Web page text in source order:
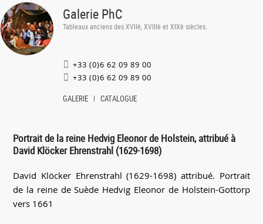
Galerie PhC
Tableaux anciens des XVIIè, XVIIIè et XIXè siècles.
+33 (0)6 62 09 89 00
+33 (0)6 62 09 89 00
GALERIE CATALOGUE
Portrait de la reine Hedvig Eleonor de Holstein, attribué à
David Klöcker Ehrenstrahl (1629-1698)
David Klöcker Ehrenstrahl (1629-1698) attribué. Portrait
de la reine de Suède Hedvig Eleonor de Holstein-Gottorp
vers 1661